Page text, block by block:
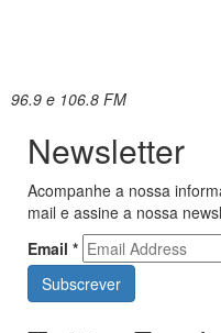
96.9 e 106.8 FM
Newsletter
Acompanhe a nossa
mail e assine a nossa
Email *